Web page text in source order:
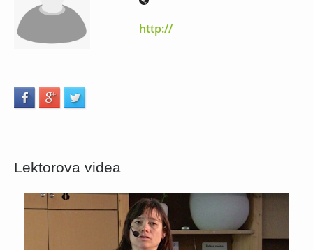
http://
Lektorova videa